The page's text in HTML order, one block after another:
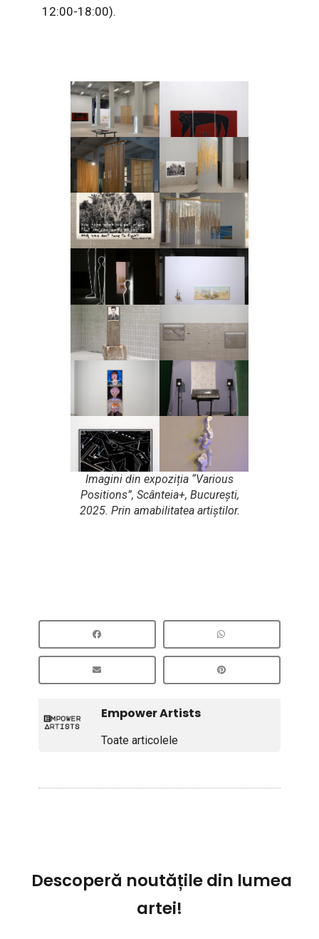
12:00-18:00).
Imagini din expoziția “Various
Positions”, Scânteia+, București,
2025. Prin amabilitatea artiștilor.
Empower Artists
Toate articolele
Descoperă noutățile din lumea
artei!